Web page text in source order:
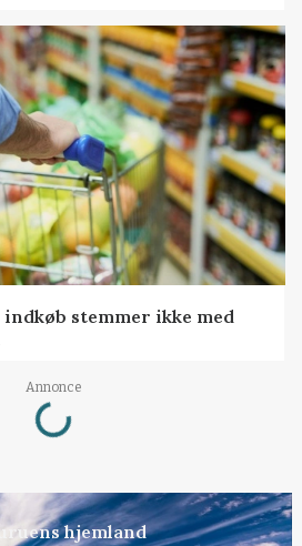
indkøb stemmer ikke med
Annonce
Loading...
hjemland